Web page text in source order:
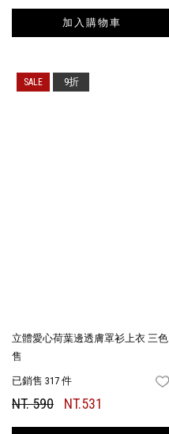
加入購物車
立體愛心荷葉邊透膚罩衫上衣 三色
售
已銷售 317 件
NT. 590 NT.531
9折